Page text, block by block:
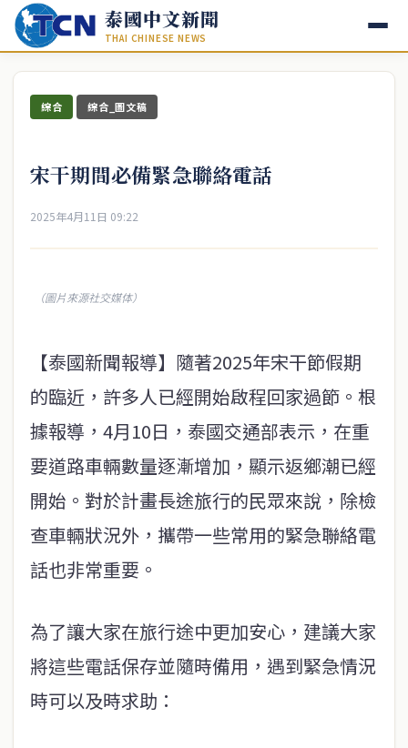
泰國中文新聞
THAI CHINESE NEWS
綜合 綜合_圖文稿
宋干期間必備緊急聯絡電話
2025年4月11日 09:22
（圖片來源社交媒体）
【泰國新聞報導】隨著2025年宋干節假期
的臨近，許多人已經開始啟程回家過節。根
據報導，4月10日，泰國交通部表示，在重
要道路車輛數量逐漸增加，顯示返鄉潮已經
開始。對於計畫長途旅行的民眾來說，除檢
查車輛狀況外，攜帶一些常用的緊急聯絡電
話也非常重要。
為了讓大家在旅行途中更加安心，建議大家
將這些電話保存並隨時備用，遇到緊急情況
時可以及時求助：